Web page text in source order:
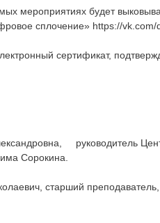
мероприятиях будет
сплочение» https://vk.com/
сертификат,
руководитель
Сорокина.
старший